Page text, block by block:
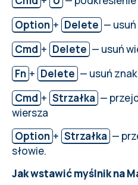
Option + Delete —
Cmd + Delete — usuń
Fn + Delete — usuń
Cmd + Strzałka —
wiersza
Option + Strzałka —
słowie.
Jak wstawić myślnik na